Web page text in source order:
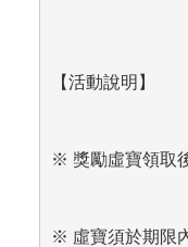
【活動說明】
※ 獎勵虛寶領取
※ 虛寶須於期限